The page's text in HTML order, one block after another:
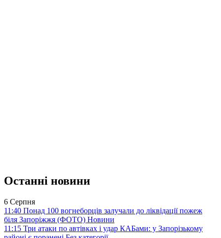
Останні новини
6 Серпня
11:40 Понад 100 вогнеборців залучали до ліквідації пожеж
біля Запоріжжя (ФОТО) Новини
11:15 Три атаки по автівках і удар КАБами: у Запорізькому